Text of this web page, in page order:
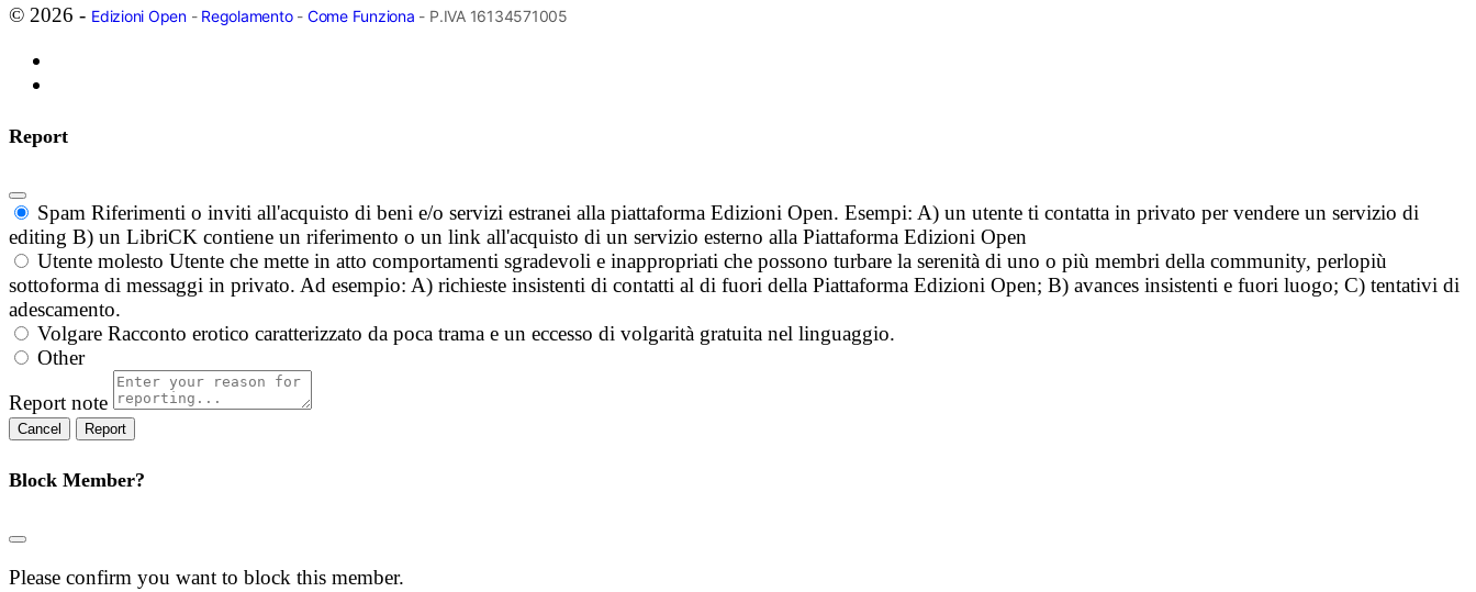
© 2026 - Edizioni Open- Regolamento- Come Funziona - P.IVA 16134571005
Report
Spam Riferimenti o inviti all'acquisto di beni e/o servizi estranei alla piattaforma Edizioni Open. Esempi: A) un utente ti contatta in privato per vendere un servizio di
editing B) un LibriCK contiene un riferimento o un link all'acquisto di un servizio esterno alla Piattaforma Edizioni Open
Utente molesto Utente che mette in atto comportamenti sgradevoli e inappropriati che possono turbare la serenità di uno o più membri della community, perlopiù
sottoforma di messaggi in privato. Ad esempio: A) richieste insistenti di contatti al di fuori della Piattaforma Edizioni Open; B) avances insistenti e fuori luogo; C) tentativi di
adescamento.
Volgare Racconto erotico caratterizzato da poca trama e un eccesso di volgarità gratuita nel linguaggio.
Other
Report note
Report
Block Member?
Please confirm you want to block this member.